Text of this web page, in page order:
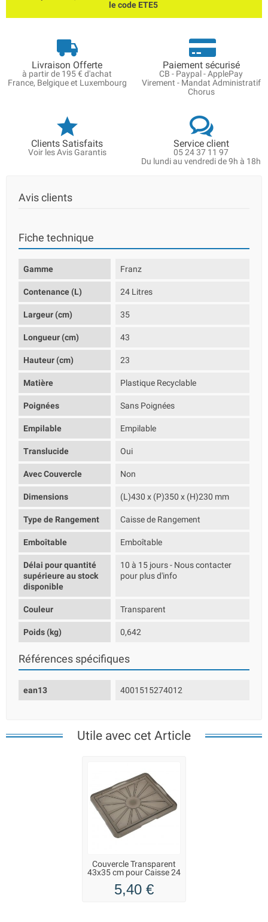
le code ETE5
Livraison Offerte
à partir de 195 € d'achat
France, Belgique et Luxembourg
Paiement sécurisé
CB - Paypal - ApplePay
Virement - Mandat Administratif
Chorus
Clients Satisfaits
Voir les Avis Garantis
Service client
05 24 37 11 97
Du lundi au vendredi de 9h à 18h
Avis clients
Fiche technique
Gamme Franz
Contenance (L) 24 Litres
Largeur (cm) 35
Longueur (cm) 43
Hauteur (cm) 23
Matière Plastique Recyclable
Poignées Sans Poignées
Empilable Empilable
Translucide Oui
Avec Couvercle Non
Dimensions (L)430 x (P)350 x (H)230 mm
Type de Rangement Caisse de Rangement
Emboîtable Emboîtable
Délai pour quantité
supérieure au stock
disponible
10 à 15 jours - Nous contacter
pour plus d'info
Couleur Transparent
Poids (kg) 0,642
Références spécifiques
ean13 4001515274012
Utile avec cet Article
Couvercle Transparent
43x35 cm pour Caisse 24
litres
5,40 €